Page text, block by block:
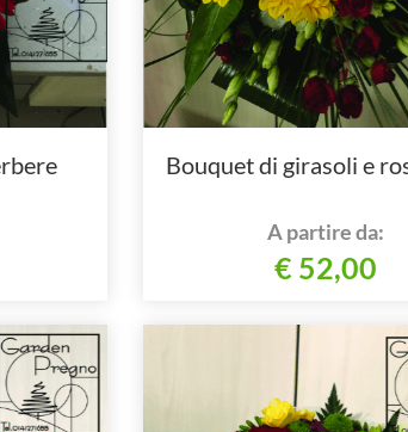
Bouquet di girasoli e
A partire da:
€ 52,00